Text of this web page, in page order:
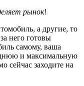
рынок!
а другие, то
него готовы
самому, ваша
и максимальную
сейчас заходите на